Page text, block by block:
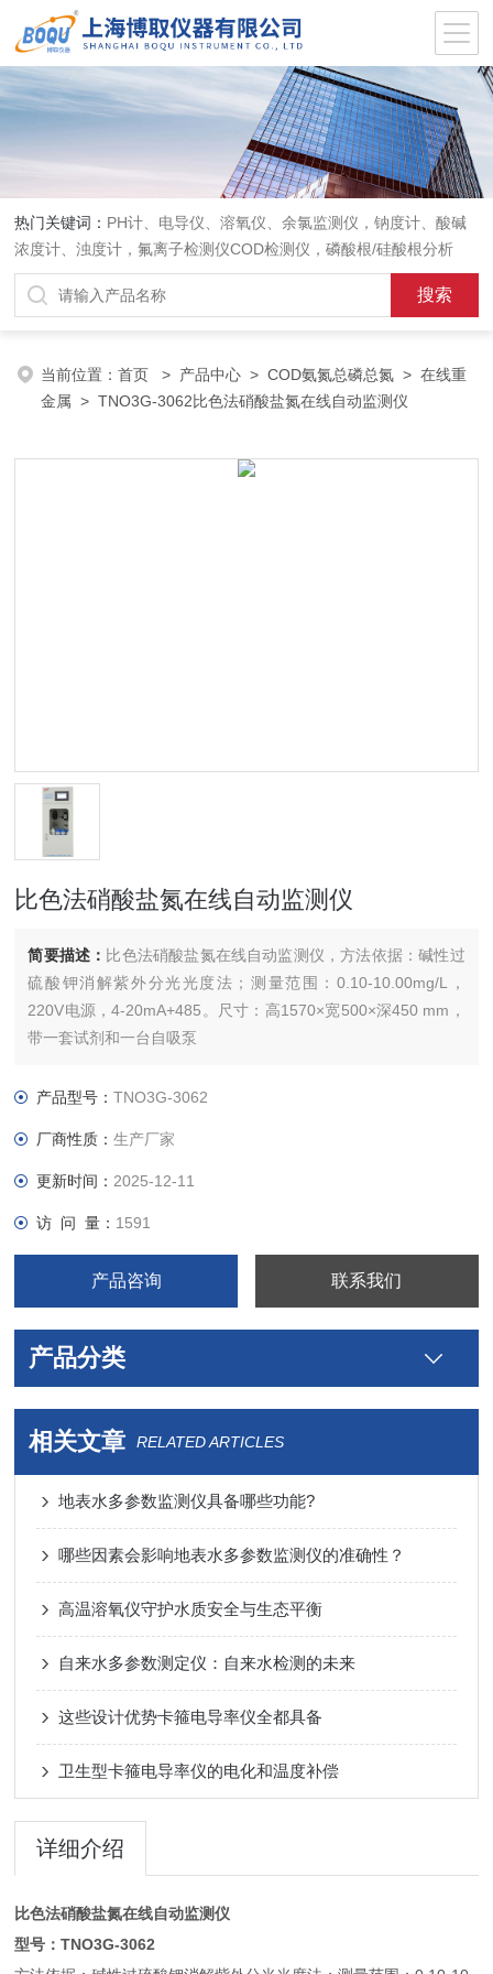
热门关键词： PH计、电导仪、溶氧仪、余氯监测仪，钠度计、酸碱
浓度计、浊度计，氟离子检测仪COD检测仪，磷酸根/硅酸根分析
仪，PH电极、溶氧电极、电导电极
当前位置：首页 > 产品中心 >COD氨氮总磷总氮 >在线重
金属 > TNO3G-3062比色法硝酸盐氮在线自动监测仪
比色法硝酸盐氮在线自动监测仪
简要描述： 比色法硝酸盐氮在线自动监测仪，方法依据：碱性过
硫酸钾消解紫外分光光度法；测量范围：0.10-10.00mg/L，
220V电源，4-20mA+485。尺寸：高1570×宽500×深450 mm，
带一套试剂和一台自吸泵
产品型号：TNO3G-3062
厂商性质：生产厂家
更新时间： 2025-12-11
访 问 量： 1591
产品咨询 联系我们
产品分类
相关文章 RELATED ARTICLES
地表水多参数监测仪具备哪些功能?
哪些因素会影响地表水多参数监测仪的准确性？
高温溶氧仪守护水质安全与生态平衡
自来水多参数测定仪：自来水检测的未来
这些设计优势卡箍电导率仪全都具备
卫生型卡箍电导率仪的电化和温度补偿
详细介绍
比色法硝酸盐氮在线自动监测仪
型号：TNO3G-3062